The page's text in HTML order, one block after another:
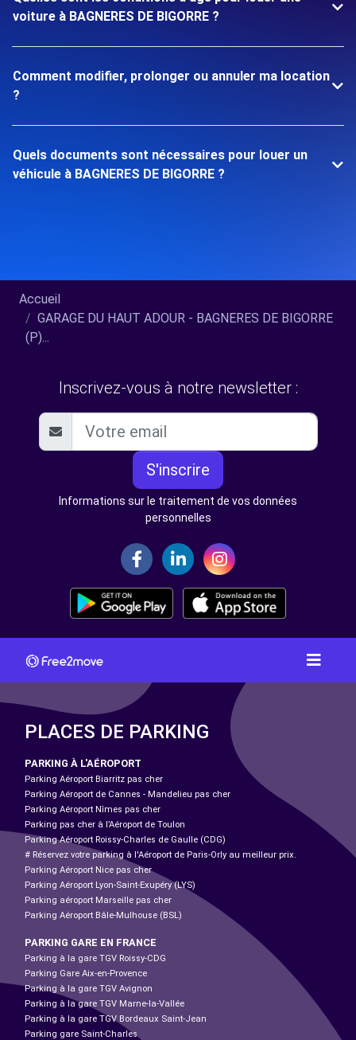
voiture à BAGNERES DE BIGORRE ?
Comment modifier, prolonger ou annuler ma location
?
Quels documents sont nécessaires pour louer un
véhicule à BAGNERES DE BIGORRE ?
Accueil
GARAGE DU HAUT ADOUR - BAGNERES DE BIGORRE
(P)...
Inscrivez-vous à notre newsletter :
S'inscrire
Informations sur le traitement de vos données
personnelles
PLACES DE PARKING
PARKING À L'AÉROPORT
Parking Aéroport Biarritz pas cher
Parking Aéroport de Cannes - Mandelieu pas cher
Parking Aéroport Nîmes pas cher
Parking pas cher à l’Aéroport de Toulon
Parking Aéroport Roissy-Charles de Gaulle (CDG)
# Réservez votre parking à l'Aéroport de Paris-Orly au meilleur prix.
Parking Aéroport Nice pas cher
Parking Aéroport Lyon-Saint-Exupéry (LYS)
Parking aéroport Marseille pas cher
Parking Aéroport Bâle-Mulhouse (BSL)
PARKING GARE EN FRANCE
Parking à la gare TGV Roissy-CDG
Parking Gare Aix-en-Provence
Parking à la gare TGV Avignon
Parking à la gare TGV Marne-la-Vallée
Parking à la gare TGV Bordeaux Saint-Jean
Parking gare Saint-Charles